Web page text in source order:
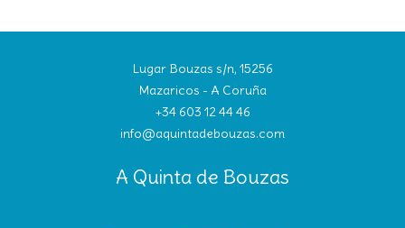
Lugar Bouzas s/n, 15256
Mazaricos - A Coruña
+34 603 12 44 46
info@aquintadebouzas.com
A Quinta de Bouzas